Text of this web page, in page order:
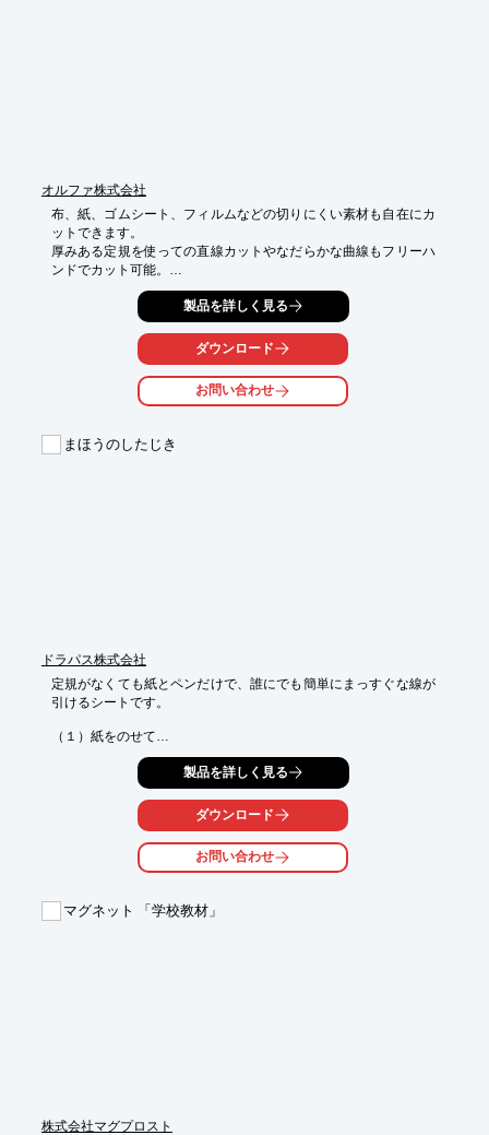
オルファ株式会社
布、紙、ゴムシート、フィルムなどの切りにくい素材も自在にカ
ットできます。
厚みある定規を使っての直線カットやなだらかな曲線もフリーハ
ンドでカット可能。
グリップを握ったときだけ刃が出る安心設計。
別売りのピンキング刃（ほつれ止め）、ウェーブ刃（飾り切り
に）も装着可能です。
■握って赤いロックボタンを押せば刃が出たままロック可能（連
■握らない状態でロックボタンを押せば握っても刃がでないよう
製品を詳しく見る
ダウンロード
お問い合わせ
まほうのしたじき
ドラパス株式会社
定規がなくても紙とペンだけで、誰にでも簡単にまっすぐな線が
引けるシートです。
（１）紙をのせて
（２）ペンを立てて
使用できるペン：鉛筆・ボールペン・シャープペン等
使用できる紙類：コピー用紙・便箋・レポート用紙・チラシの裏
●建築現場での打ち合わせに
製品を詳しく見る
ダウンロード
お問い合わせ
マグネット 「学校教材」
株式会社マグプロスト